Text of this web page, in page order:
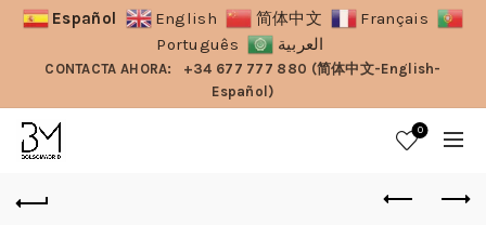
Español English 简体中文
Français
Português
العربية
CONTACTA AHORA:
+34 677 777 880 (简体中文-English-
Español)
0